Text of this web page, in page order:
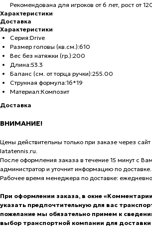
Рекомендована для игроков от 6 лет, рост от
Характеристики
Доставка
Характеристики
Серия:Drive
Размер головы (кв.см.):610
Вес без натяжки (гр.):200
Длина:53.3
Баланс (см. от торца ручки):255.00
Струнная формула:16*19
Материал:Композит
Доставка
ВНИМАНИЕ!
Цены действительны только при заказе через
latatennis.ru.
После оформления заказа в течение 15 минут с
администратор и уточнит информацию по доставке.
Рабочее время менеджера по доставке:
При оформлении заказа, в окне
указать предпочтительную для вас
пожелание мы обязательно примем к
выбор транспортной компании для доставки